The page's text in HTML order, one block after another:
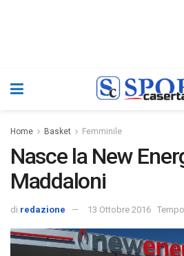
Home Basket Femminile
Nasce la New
Maddaloni
di redazione 13 Ottobre 2016